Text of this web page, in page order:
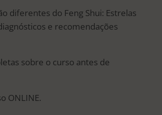
diferentes do Feng Shui: Estrelas
e recomendações
sobre o curso antes de
ONLINE.